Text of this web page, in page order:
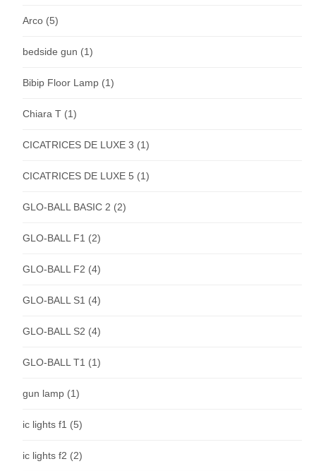
Arco (5)
bedside gun (1)
Bibip Floor Lamp (1)
Chiara T (1)
CICATRICES DE LUXE 3 (1)
CICATRICES DE LUXE 5 (1)
GLO-BALL BASIC 2 (2)
GLO-BALL F1 (2)
GLO-BALL F2 (4)
GLO-BALL S1 (4)
GLO-BALL S2 (4)
GLO-BALL T1 (1)
gun lamp (1)
ic lights f1 (5)
ic lights f2 (2)